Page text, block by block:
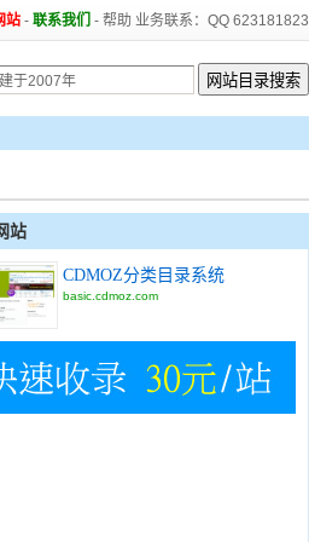
站 - 联系我们 - 帮助 业务联系：QQ 623181823
站
CDMOZ分类目录系统
basic.cdmoz.com